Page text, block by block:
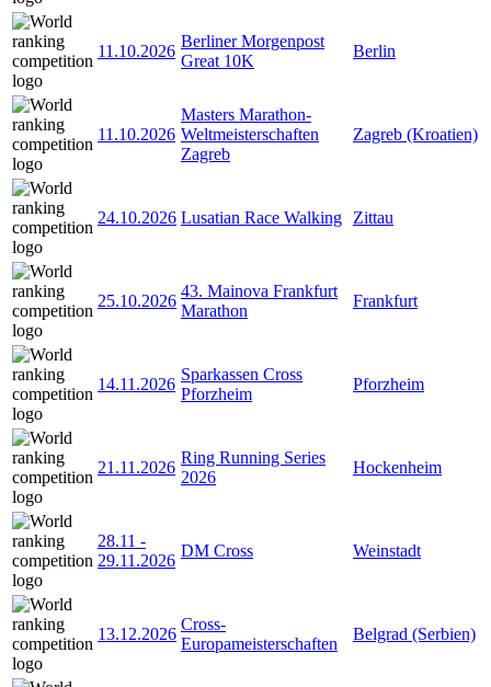
11.10.2026
Berliner Morgenpost
Great 10K
Berlin
11.10.2026
Masters Marathon-
Weltmeisterschaften
Zagreb
Zagreb (Kroatien)
24.10.2026 Lusatian Race Walking Zittau
25.10.2026
43. Mainova Frankfurt
Marathon
Frankfurt
14.11.2026
Sparkassen Cross
Pforzheim
Pforzheim
21.11.2026
Ring Running Series
2026
Hockenheim
28.11 -
29.11.2026
DM Cross Weinstadt
13.12.2026
Cross-
Europameisterschaften
Belgrad (Serbien)